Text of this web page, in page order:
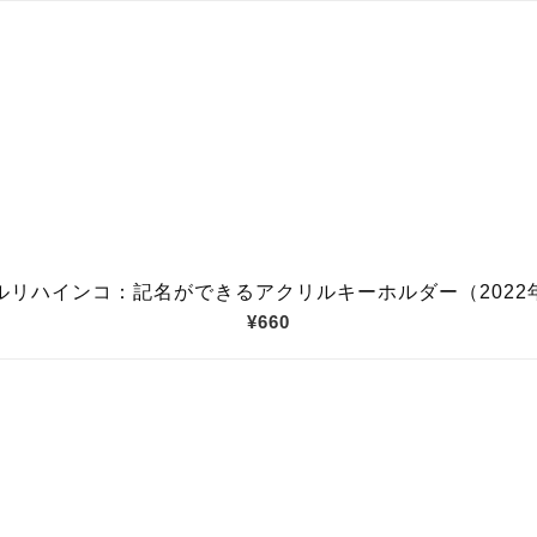
リハインコ：記名ができるアクリルキーホルダー（2022
¥660